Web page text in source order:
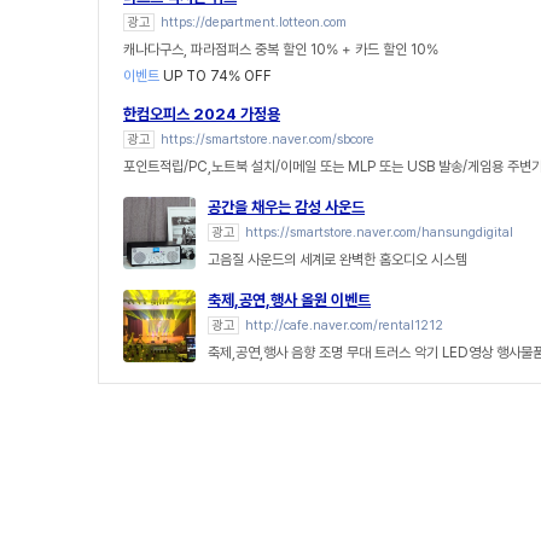
광고 https://department.lotteon.com
캐나다구스, 파라점퍼스 중복 할인 10% + 카드 할인 10%
이벤트 UP TO 74% OFF
한컴오피스 2024 가정용
광고 https://smartstore.naver.com/sbcore
포인트적립/PC,노트북 설치/이메일 또는 MLP 또는 USB 발송/게임용 주변기
공간을 채우는 감성 사운드
광고 https://smartstore.naver.com/hansungdigital
고음질 사운드의 세계로 완벽한 홈오디오 시스템
축제,공연,행사 올원 이벤트
광고 http://cafe.naver.com/rental1212
축제,공연,행사 음향 조명 무대 트러스 악기 LED영상 행사물